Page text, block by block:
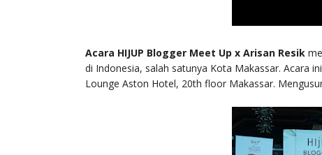
Acara HIJUP Blogger Meet Up x Arisan Resik
di Indonesia, salah satunya Kota Makassar. Acara
Lounge Aston Hotel, 20th floor Makassar.